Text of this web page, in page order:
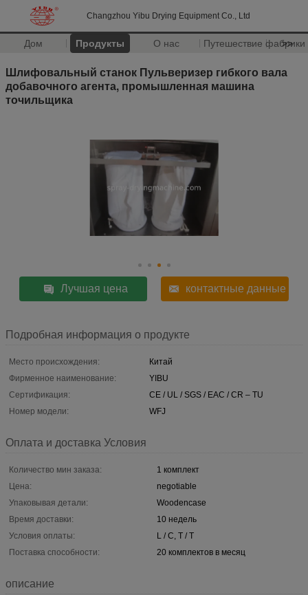
Changzhou Yibu Drying Equipment Co., Ltd
Дом Продукты О нас Путешествие фабрики
>>
Шлифовальный станок Пульверизер гибкого вала
добавочного агента, промышленная машина
точильщика
Лучшая цена контактные данные
Подробная информация о продукте
Место происхождения:
Китай
Фирменное наименование:
YIBU
Сертификация:
CE / UL / SGS / EAC / CR – TU
Номер модели:
WFJ
Оплата и доставка Условия
Количество мин заказа:
1 комплект
Цена:
negotiable
Упаковывая детали:
Woodencase
Время доставки:
10 недель
Условия оплаты:
L / C, T / T
Поставка способности:
20 комплектов в месяц
описание